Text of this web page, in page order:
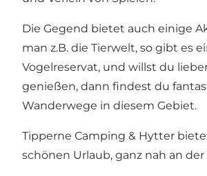
Die Gegend bietet auch einige
man z.B. die Tierwelt, so gibt es
Vogelreservat, und willst du
genießen, dann findest du
Wanderwege in diesem Gebiet.
Tipperne Camping & Hytter
schönen Urlaub, ganz nah an der